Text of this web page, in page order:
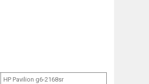
HP Pavilion g6-2168sr